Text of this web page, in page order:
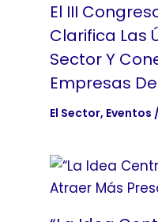
El III
Clarifica Las
Sector Y
Empresas
El Sector, Eventos